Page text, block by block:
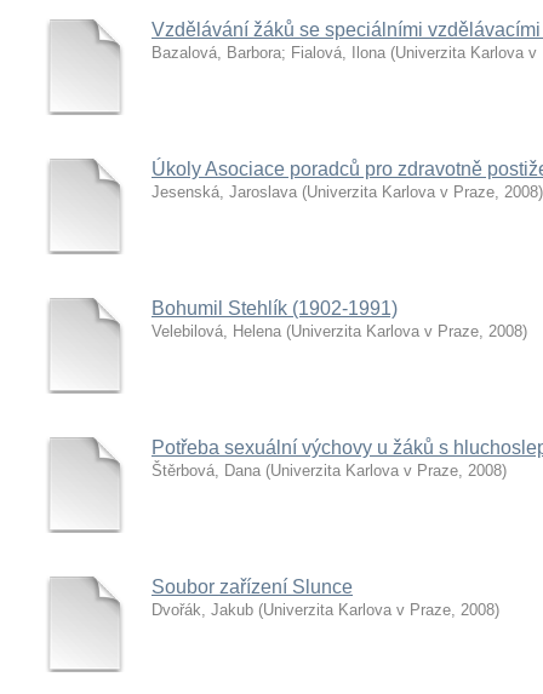
Vzdělávání žáků se speciálními
Bazalová, Barbora; Fialová, Ilona (Univerzita Karlova v
Úkoly Asociace poradců pro zdravotně
Jesenská, Jaroslava (Univerzita Karlova v Praze, 2008)
Bohumil Stehlík (1902-1991)
Velebilová, Helena (Univerzita Karlova v Praze, 2008)
Potřeba sexuální výchovy u žáků s
Štěrbová, Dana (Univerzita Karlova v Praze, 2008)
Soubor zařízení Slunce
Dvořák, Jakub (Univerzita Karlova v Praze, 2008)